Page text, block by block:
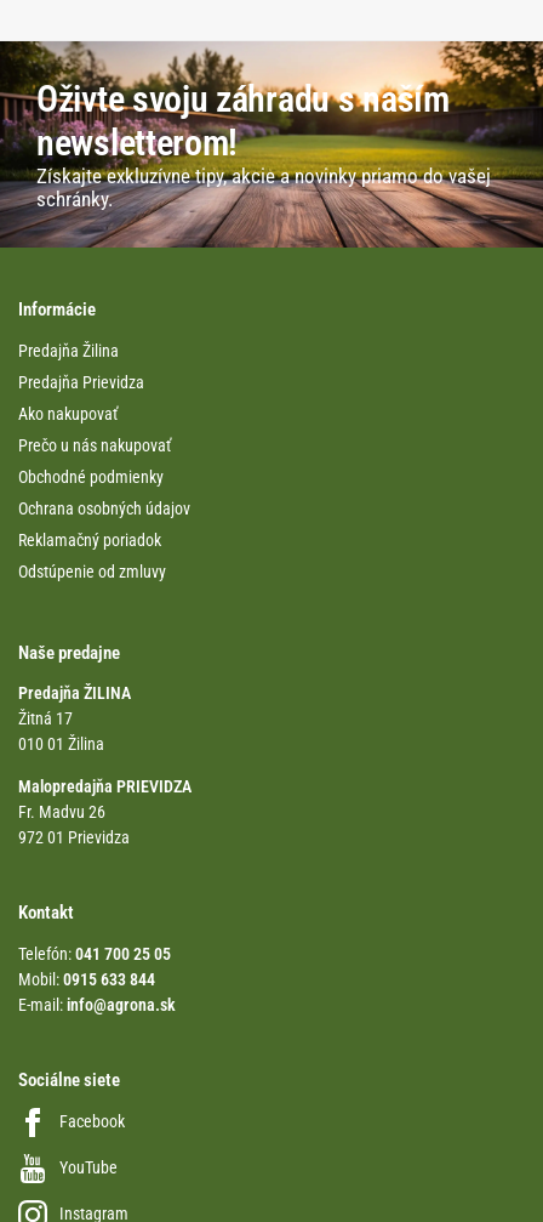
Oživte svoju záhradu s naším
newsletterom!
Získajte exkluzívne tipy, akcie a novinky priamo do vašej
schránky.
Informácie
Predajňa Žilina
Predajňa Prievidza
Ako nakupovať
Prečo u nás nakupovať
Obchodné podmienky
Ochrana osobných údajov
Reklamačný poriadok
Odstúpenie od zmluvy
Naše predajne
Predajňa ŽILINA
Žitná 17
010 01 Žilina
Malopredajňa PRIEVIDZA
Fr. Madvu 26
972 01 Prievidza
Kontakt
Telefón:041 700 25 05
Mobil:0915 633 844
E-mail:info@agrona.sk
Sociálne siete
Facebook
YouTube
Instagram